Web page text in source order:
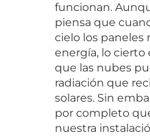
funcionan.
piensa que
cielo los paneles
energía, lo cierto
que las nubes
radiación que
solares. Sin
por completo
nuestra